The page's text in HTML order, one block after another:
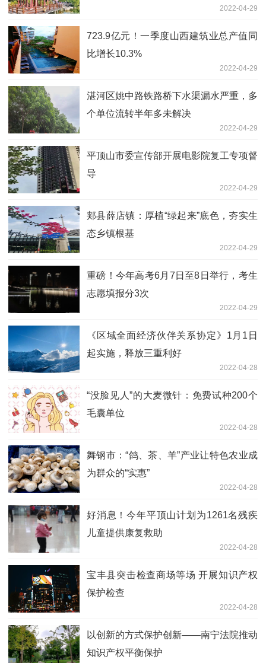
2022-04-29
723.9亿元！一季度山西建筑业总产值同
比增长10.3%
2022-04-29
湛河区姚中路铁路桥下水渠漏水严重，多
个单位流转半年多未解决
2022-04-29
平顶山市委宣传部开展电影院复工专项督
导
2022-04-29
郏县薛店镇：厚植“绿起来”底色，夯实生
态乡镇根基
2022-04-29
重磅！今年高考6月7日至8日举行，考生
志愿填报分3次
2022-04-29
《区域全面经济伙伴关系协定》1月1日
起实施，释放三重利好
2022-04-28
“没脸见人”的大麦微针：免费试种200个
毛囊单位
2022-04-28
舞钢市：“鸽、茶、羊”产业让特色农业成
为群众的“实惠”
2022-04-28
好消息！今年平顶山计划为1261名残疾
儿童提供康复救助
2022-04-28
宝丰县突击检查商场等场 开展知识产权
保护检查
2022-04-28
以创新的方式保护创新——南宁法院推动
知识产权平衡保护